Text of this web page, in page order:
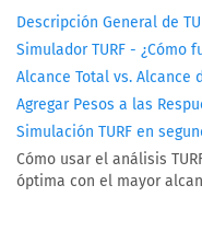
Descripción General de
Simulador TURF - ¿Cómo
Alcance Total vs. Alcance
Agregar Pesos a las
Simulación TURF en
Cómo usar el análisis
óptima con el mayor